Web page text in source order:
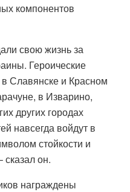
компонентов
свою жизнь за
Героические
Славянске и Красном
в Изварино,
других городах
навсегда войдут в
стойкости и
сказал он.
награждены